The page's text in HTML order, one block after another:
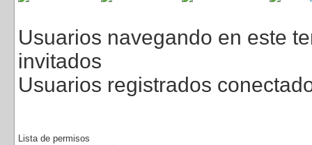
Usuarios navegando en este
invitados
Usuarios registrados
Lista de permisos